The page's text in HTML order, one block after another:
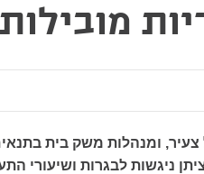
מובילות
ומנהלות משק בית
ניגשות לבגרות ושיעורי